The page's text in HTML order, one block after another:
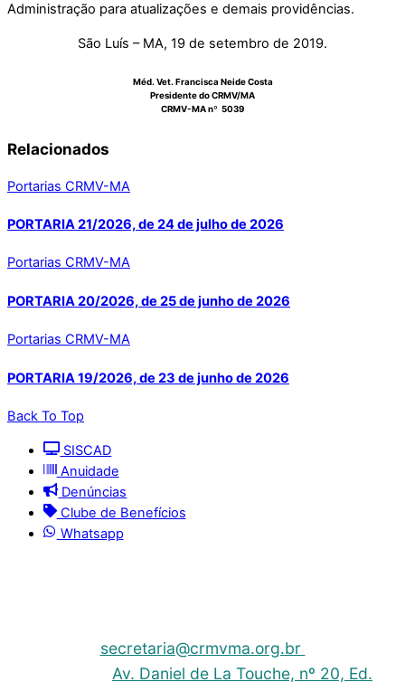
Administração para atualizações e demais providências.
São Luís – MA, 19 de setembro de 2019.
Méd. Vet. Francisca Neide Costa
Presidente do CRMV/MA
CRMV-MA nº 5039
Relacionados
Portarias CRMV-MA
PORTARIA 21/2026, de 24 de julho de 2026
Portarias CRMV-MA
PORTARIA 20/2026, de 25 de junho de 2026
Portarias CRMV-MA
PORTARIA 19/2026, de 23 de junho de 2026
Back To Top
SISCAD
Anuidade
Denúncias
Clube de Benefícios
Whatsapp
secretaria@crmvma.org.br
Av. Daniel de La Touche, nº 20, Ed.